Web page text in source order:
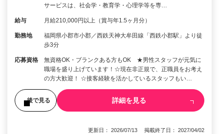
サービスは、社会学・教育学・心理学等を専…
給与 月給210,000円以上（賞与年1.5ヶ月分）
勤務地
福岡県小郡市小郡／西鉄天神大牟田線「西鉄小郡駅」より徒
歩3分
応募資格
無資格OK・ブランクある方もOK ★男性スタッフが元気に
職場を盛り上げています！☆現在非正規で、正職員をお考え
の方大歓迎！ ☆接客経験を活かしているスタッフもい…
後で見る 詳細を見る
更新日： 2026/07/13 掲載終了日： 2027/04/02